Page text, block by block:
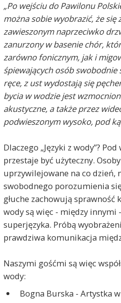
„Po wejściu do Pawilonu
można sobie wyobrazić, że się
zawieszonym naprzeciwko
zanurzony w basenie chór,
zarówno fonicznym, jak i
śpiewających osób swobodnie
ręce, z ust wydostają się
bycia w wodzie jest
akustyczne, a także przez
podwieszonym wysoko, pod
Dlaczego „Języki z wody”?
przestaje być użyteczny. Osoby
uprzywilejowane na co dzień,
swobodnego porozumienia
głuche zachowują sprawność
wody są więc - między innymi
superjęzyka. Próbą
prawdziwa komunikacja
Naszymi gośćmi są więc
wody:
Bogna Burska - Artystka